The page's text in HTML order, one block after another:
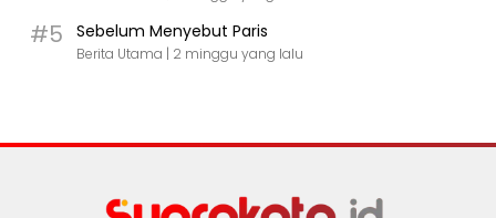
#5 Sebelum Menyebut Paris
Berita Utama | 2 minggu yang lalu